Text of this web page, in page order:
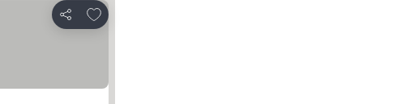
Partilhar
Adicionar aos favoritos